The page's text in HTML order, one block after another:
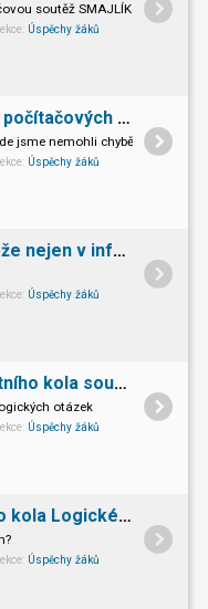
soutěž SMAJLÍK
Úspěchy žáků
Soutěž zručnosti a počítačových dovedností
jsme nemohli chybět
Úspěchy žáků
Krajské kolo soutěže nejen v informatice
Úspěchy žáků
Postup do celostátního kola soutěže IT-SLOT
otázek
Úspěchy žáků
Výsledky krajského kola Logické olympiády
Úspěchy žáků